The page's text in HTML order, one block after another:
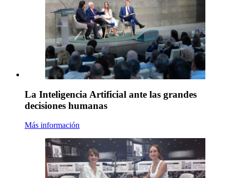
La Inteligencia Artificial ante las grandes
decisiones humanas
Más información